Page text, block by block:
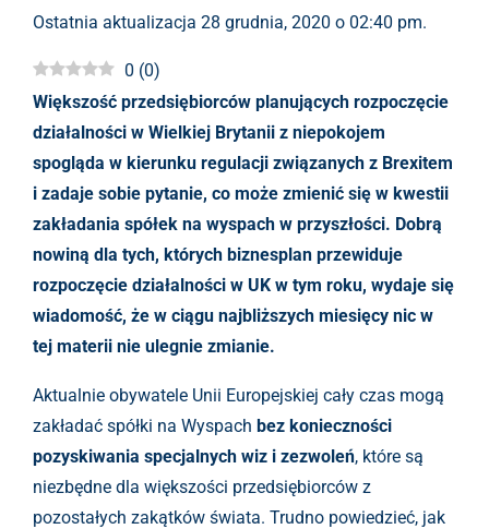
Ostatnia aktualizacja 28 grudnia, 2020 o 02:40 pm.
0 (0)
Większość przedsiębiorców planujących rozpoczęcie
działalności w Wielkiej Brytanii z niepokojem
spogląda w kierunku regulacji związanych z Brexitem
i zadaje sobie pytanie, co może zmienić się w kwestii
zakładania spółek na wyspach w przyszłości. Dobrą
nowiną dla tych, których biznesplan przewiduje
rozpoczęcie działalności w UK w tym roku, wydaje się
wiadomość, że w ciągu najbliższych miesięcy nic w
tej materii nie ulegnie zmianie.
Aktualnie obywatele Unii Europejskiej cały czas mogą
zakładać spółki na Wyspach bez konieczności
pozyskiwania specjalnych wiz i zezwoleń, które są
niezbędne dla większości przedsiębiorców z
pozostałych zakątków świata. Trudno powiedzieć, jak